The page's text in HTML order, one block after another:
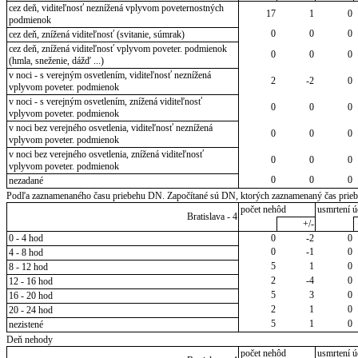
cez deň, viditeľnosť neznížená vplyvom poveternostných
podmienok
17 1
0
cez deň, znížená viditeľnosť (svitanie, súmrak)
0 0
0
cez deň, znížená viditeľnosť vplyvom poveter. podmienok
(hmla, sneženie, dážď ...)
0 0
0
v noci - s verejným osvetlením, viditeľnosť neznížená
vplyvom poveter. podmienok
2 -2
0
v noci - s verejným osvetlením, znížená viditeľnosť
vplyvom poveter. podmienok
0 0
0
v noci bez verejného osvetlenia, viditeľnosť neznížená
vplyvom poveter. podmienok
0 0
0
v noci bez verejného osvetlenia, znížená viditeľnosť
vplyvom poveter. podmienok
0 0
0
nezadané
0 0
0
Podľa zaznamenaného času priebehu DN. Započítané sú DN, ktorých zaznamenaný čas
Bratislava - 4
počet nehôd
usmrtení
+/-
0 - 4 hod
0 -2
0
4 - 8 hod
0 -1
0
8 - 12 hod
5 1
0
12 - 16 hod
2 -4
0
16 - 20 hod
5 3
0
20 - 24 hod
2 1
0
nezistené
5 1
0
Deň nehody
počet nehôd usmrtení